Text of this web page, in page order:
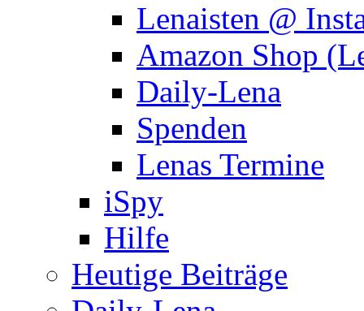
Lenaisten @
Amazon Shop
Daily-Lena
Spenden
Lenas Termine
iSpy
Hilfe
Heutige Beiträge